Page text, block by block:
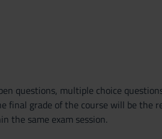
questions, multiple choice
final grade of the course will be the
the same exam session.